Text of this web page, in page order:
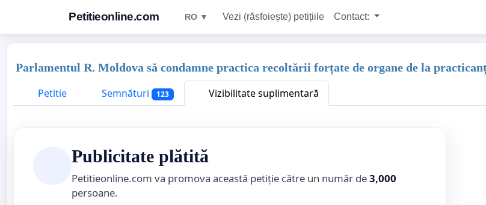
Petitieonline.com RO ▼ Vezi (răsfoiește) petițiile Contact:
Parlamentul R. Moldova să condamne practica recoltării forțate de organe de la
Petitie
Semnături 123 Vizibilitate suplimentară
Publicitate plătită
Petitieonline.com va promova această petiție către un număr de3,000
persoane.